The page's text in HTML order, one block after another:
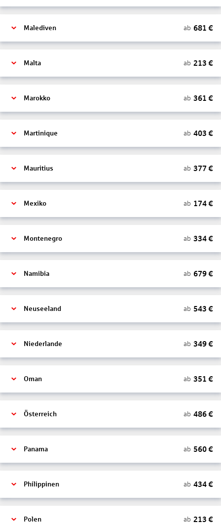
Malediven ab 681 €
Malta ab 213 €
Marokko ab 361 €
Martinique ab 403 €
Mauritius ab 377 €
Mexiko ab 174€
Montenegro ab 334€
Namibia ab 679€
Neuseeland ab 543 €
Niederlande ab 349€
Oman ab 351 €
Österreich ab 486€
Panama ab 560€
Philippinen ab 434€
Polen ab 213 €